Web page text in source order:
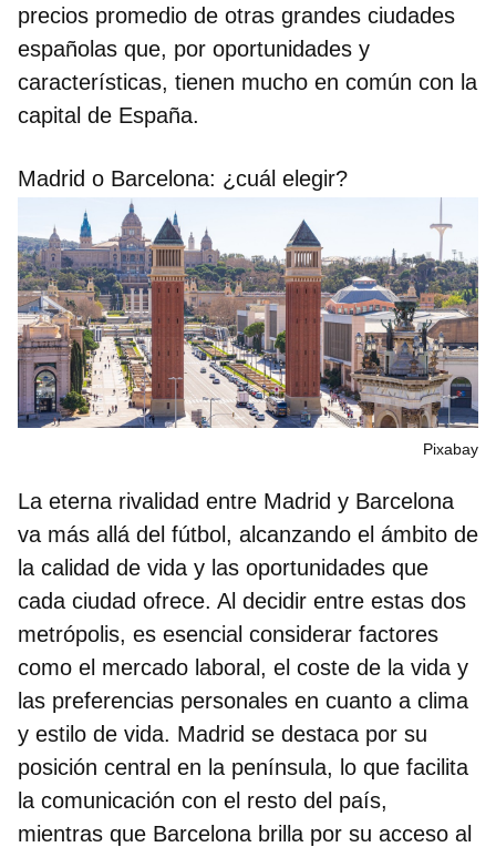
precios promedio de otras grandes ciudades
españolas que, por oportunidades y
características, tienen mucho en común con la
capital de España.
Madrid o Barcelona: ¿cuál elegir?
Pixabay
La eterna rivalidad entre Madrid y Barcelona
va más allá del fútbol, alcanzando el ámbito de
la calidad de vida y las oportunidades que
cada ciudad ofrece. Al decidir entre estas dos
metrópolis, es esencial considerar factores
como el mercado laboral, el coste de la vida y
las preferencias personales en cuanto a clima
y estilo de vida. Madrid se destaca por su
posición central en la península, lo que facilita
la comunicación con el resto del país,
mientras que Barcelona brilla por su acceso al